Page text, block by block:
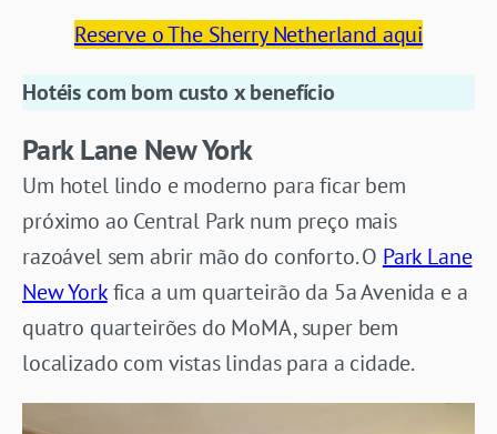
Reserve o The Sherry Netherland aqui
Hotéis com bom custo x benefício
Park Lane New York
Um hotel lindo e moderno para ficar bem
próximo ao Central Park num preço mais
razoável sem abrir mão do conforto. O Park Lane
New Yorkfica a um quarteirão da 5a Avenida e a
quatro quarteirões do MoMA, super bem
localizado com vistas lindas para a cidade.